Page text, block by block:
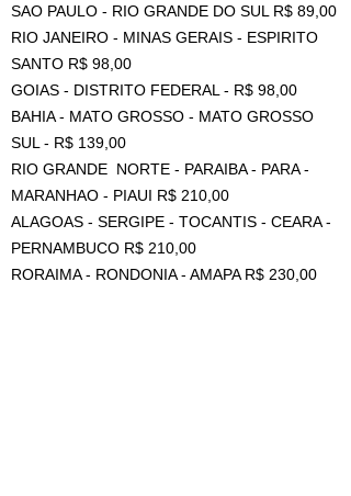
SAO PAULO - RIO GRANDE DO SUL R$ 89,00
RIO JANEIRO - MINAS GERAIS - ESPIRITO
SANTO R$ 98,00
GOIAS - DISTRITO FEDERAL - R$ 98,00
BAHIA - MATO GROSSO - MATO GROSSO
SUL - R$ 139,00
RIO GRANDE NORTE - PARAIBA - PARA -
MARANHAO - PIAUI R$ 210,00
ALAGOAS - SERGIPE - TOCANTIS - CEARA -
PERNAMBUCO R$ 210,00
RORAIMA - RONDONIA - AMAPA R$ 230,00